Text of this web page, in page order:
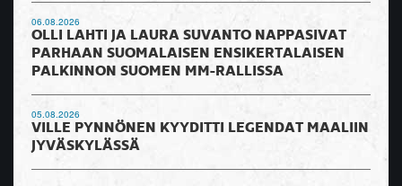
06.08.2026
OLLI LAHTI JA LAURA SUVANTO NAPPASIVAT
PARHAAN SUOMALAISEN ENSIKERTALAISEN
PALKINNON SUOMEN MM-RALLISSA
05.08.2026
VILLE PYNNÖNEN KYYDITTI LEGENDAT MAALIIN
JYVÄSKYLÄSSÄ